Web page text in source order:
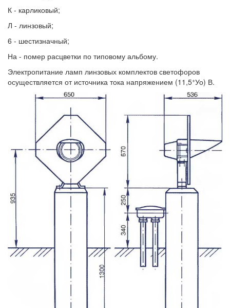
К - карликовый;
Л - линзовый;
6 - шестизначный;
На - помер расцветки по типовому альбому.
Электропитание ламп линзовых комплектов светофоров
осуществляется от источника тока напряжением (11,5+Уо) В.